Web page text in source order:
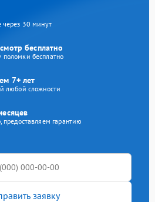
через 30 минут
бесплатно
бесплатно
7+ лет
любой сложности
предоставляем гарантию
заявку